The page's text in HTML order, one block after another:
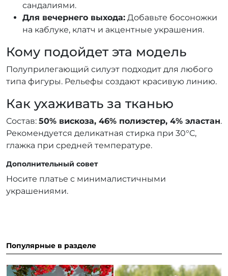
сандалиями.
Для вечернего выхода: Добавьте босоножки
на каблуке, клатч и акцентные украшения.
Кому подойдет эта модель
Полуприлегающий силуэт подходит для любого
типа фигуры. Рельефы создают красивую линию.
Как ухаживать за тканью
Состав: 50% вискоза, 46% полиэстер, 4% эластан.
Рекомендуется деликатная стирка при 30°C,
глажка при средней температуре.
Дополнительный совет
Носите платье с минималистичными
украшениями.
Популярные в разделе